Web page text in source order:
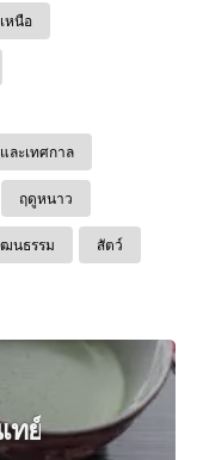
หนือ
ละเทศกาล
ฤดูหนาว
นธรรม สัตว์
ทย์